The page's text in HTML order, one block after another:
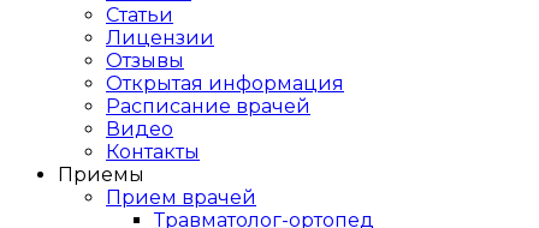
Статьи
Лицензии
Отзывы
Открытая информация
Расписание врачей
Видео
Контакты
Приемы
Прием врачей
Травматолог-ортопед